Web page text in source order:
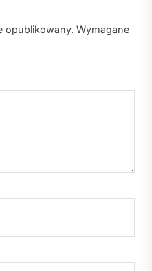
opublikowany. Wymagane